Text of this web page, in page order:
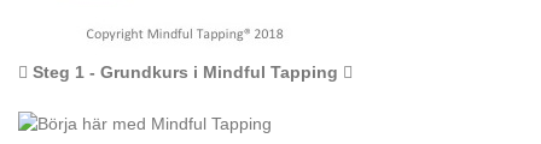
Steg 1 - Grundkurs i Mindful Tapping